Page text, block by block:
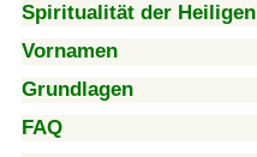
Spiritualität der Heiligen
Vornamen
Grundlagen
FAQ